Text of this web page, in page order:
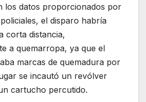
los datos proporcionados por
el disparo habría
corta distancia,
a quemarropa, ya que el
marcas de quemadura por
se incautó un revólver
cartucho percutido.